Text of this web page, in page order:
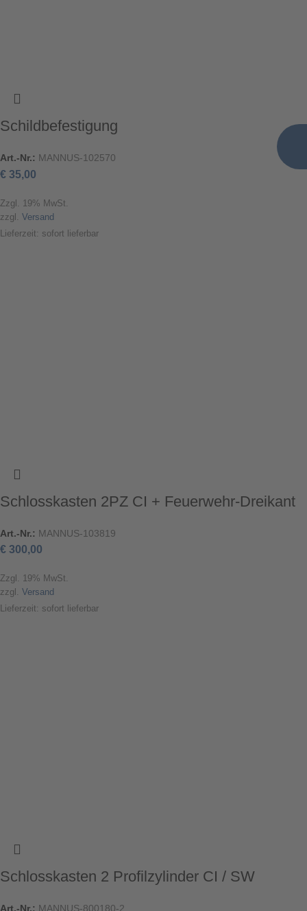
Schildbefestigung
Art.-Nr.: MANNUS-102570
€ 35,00
Zzgl. 19% MwSt.
zzgl. Versand
Lieferzeit: sofort lieferbar
Schlosskasten 2PZ CI + Feuerwehr-Dreikant
Art.-Nr.: MANNUS-103819
€ 300,00
Zzgl. 19% MwSt.
zzgl. Versand
Lieferzeit: sofort lieferbar
Schlosskasten 2 Profilzylinder CI / SW
Art.-Nr.: MANNUS-800180-2